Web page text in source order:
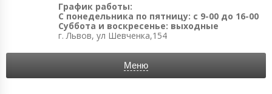
График работы:
С понедельника по пятницу: с 9-00 до 16-00
Суббота и воскресенье: выходные
г. Львов, ул Шевченка,154
Меню